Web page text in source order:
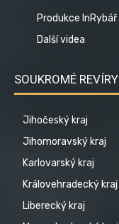
Produkce InRybář
Další videa
SOUKROMÉ REVÍRY
Jihočeský kraj
Jihomoravský kraj
Karlovarský kraj
Královehradecký kraj
Liberecký kraj